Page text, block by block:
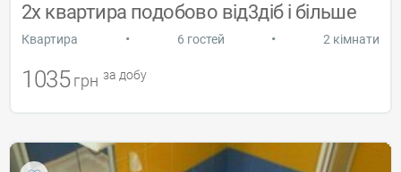
2х квартира подобово від3діб і більше
Квартира • 6 гостей • 2 кімнати
1035 грн за добу